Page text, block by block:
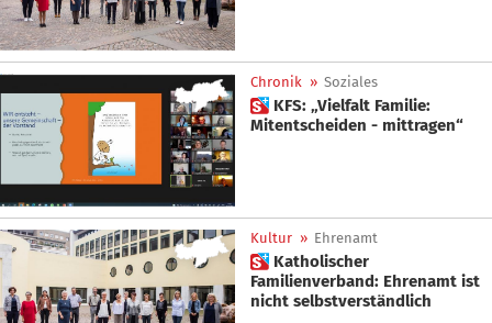
Chronik » Soziales
 KFS: „Vielfalt Familie:
Mitentscheiden - mittragen“
Kultur » Ehrenamt
 Katholischer
Familienverband: Ehrenamt ist
nicht selbstverständlich